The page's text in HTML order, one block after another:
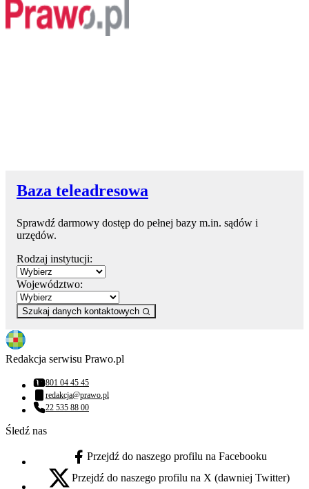
Baza teleadresowa
Sprawdź darmowy dostęp do pełnej bazy m.in. sądów i
urzędów.
Rodzaj instytucji:
Województwo:
Szukaj danych kontaktowych
Redakcja serwisu Prawo.pl
Numer telefonu:
801 04 45 45
Adres email:
redakcja@prawo.pl
Numer telefonu:
22 535 88 00
Śledź nas
facebook - otwiera się w nowej karcie
Przejdź do naszego profilu na Facebooku
x - otwiera się w nowej karcie
Przejdź do naszego profilu na X (dawniej Twitter)